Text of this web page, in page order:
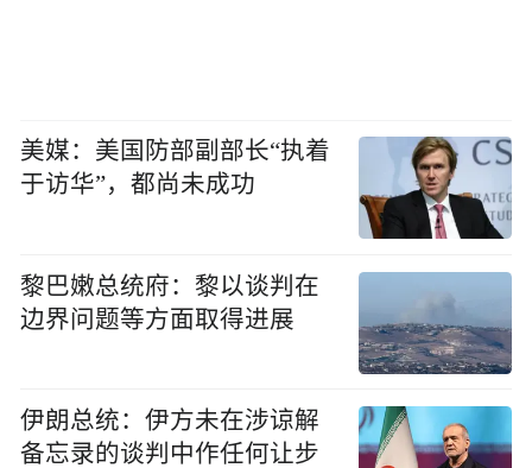
美媒：美国防部副部长“执着
于访华”，都尚未成功
黎巴嫩总统府：黎以谈判在
边界问题等方面取得进展
伊朗总统：伊方未在涉谅解
备忘录的谈判中作任何让步